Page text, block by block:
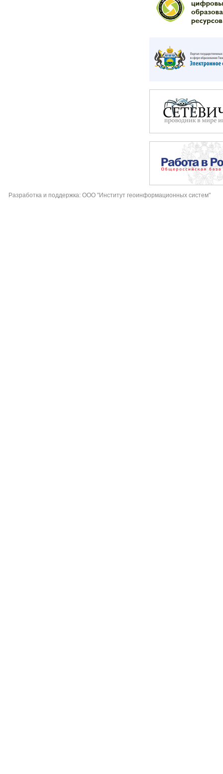
Разработка и поддержка: ООО "Институт геоинформационных систем"